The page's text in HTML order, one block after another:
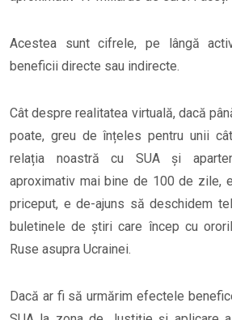
Acestea sunt cifrele, pe lângă
beneficii directe sau indirecte.
Cât despre realitatea virtuală, dacă
poate, greu de înțeles pentru unii
relația noastră cu SUA și
aproximativ mai bine de 100 de zile,
priceput, e de-ajuns să deschidem
buletinele de știri care încep cu
Ruse asupra Ucrainei.
Dacă ar fi să urmărim efectele